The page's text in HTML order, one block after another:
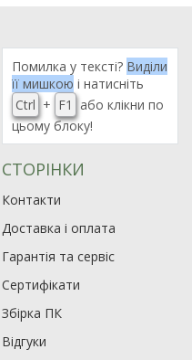
EXE.ua:
Помилка у тексті? Виділи
її мишкою і натисніть
Ctrl + F1
або клікни по
цьому блоку!
СТОРІНКИ
Контакти
Доставка і оплата
Гарантія та сервіс
Сертифікати
Збірка ПК
Відгуки